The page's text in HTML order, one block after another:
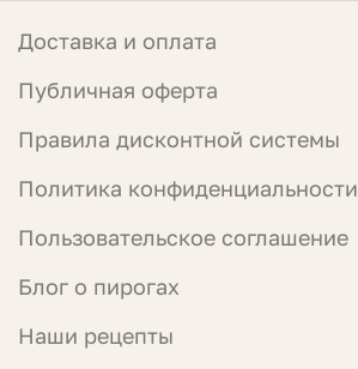
Доставка и оплата
Публичная оферта
Правила дисконтной системы
Политика конфиденциальности
Пользовательское соглашение
Блог о пирогах
Наши рецепты